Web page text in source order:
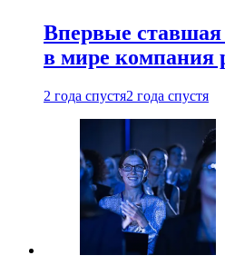
Впервые ставшая
в мире компания
2 года спустя2 года спустя